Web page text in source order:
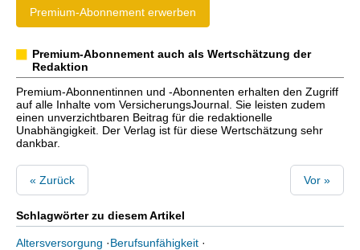
Premium-Abonnement erwerben
Premium-Abonnement auch als Wertschätzung der
Redaktion
Premium-Abonnentinnen und -Abonnenten erhalten den Zugriff
auf alle Inhalte vom VersicherungsJournal. Sie leisten zudem
einen unverzichtbaren Beitrag für die redaktionelle
Unabhängigkeit. Der Verlag ist für diese Wertschätzung sehr
dankbar.
« Zurück Vor »
Schlagwörter zu diesem Artikel
Altersversorgung ·Berufsunfähigkeit ·